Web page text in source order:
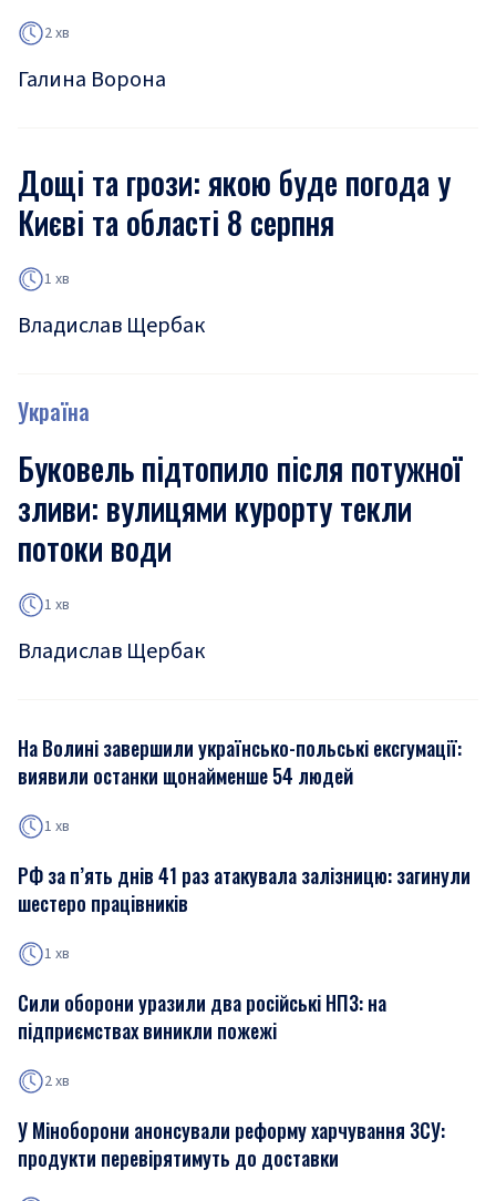
2 хв
Галина Ворона
Дощі та грози: якою буде погода у
Києві та області 8 серпня
1 хв
Владислав Щербак
Україна
Буковель підтопило після потужної
зливи: вулицями курорту текли
потоки води
1 хв
Владислав Щербак
На Волині завершили українсько-польські ексгумації:
виявили останки щонайменше 54 людей
1 хв
РФ за п’ять днів 41 раз атакувала залізницю: загинули
шестеро працівників
1 хв
Сили оборони уразили два російські НПЗ: на
підприємствах виникли пожежі
2 хв
У Міноборони анонсували реформу харчування ЗСУ:
продукти перевірятимуть до доставки